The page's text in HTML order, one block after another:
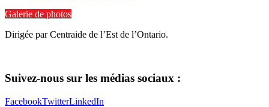
Galerie de photos
Dirigée par Centraide de l’Est de l’Ontario.
Suivez-nous sur les médias sociaux :
FacebookTwitterLinkedIn